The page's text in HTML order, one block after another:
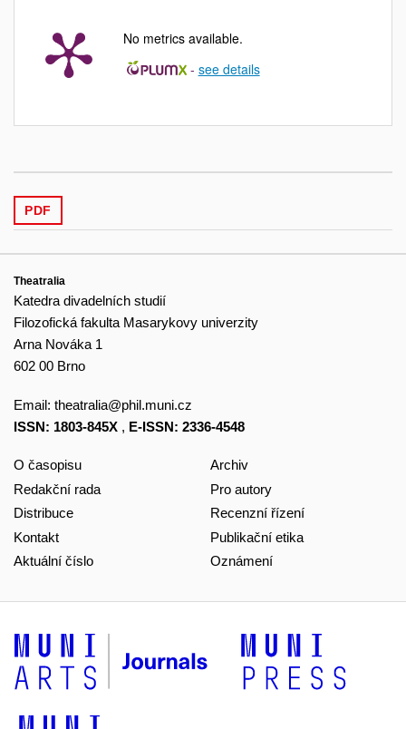
No metrics available.
- see details
PDF
Theatralia
Katedra divadelních studií
Filozofická fakulta Masarykovy univerzity
Arna Nováka 1
602 00 Brno
Email: theatralia@phil.muni.cz
ISSN: 1803-845X , E-ISSN: 2336-4548
O časopisu
Redakční rada
Distribuce
Kontakt
Aktuální číslo
Archiv
Pro autory
Recenzní řízení
Publikační etika
Oznámení